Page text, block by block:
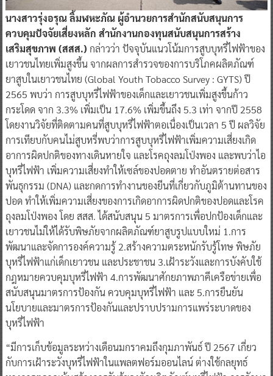
นางสาวรุ่งอรุณ ลิ้มฬหะภัณ ผู้อำนวยการสำนักสนับสนุนการ
ควบคุมปัจจัยเสี่ยงหลัก สำนักงานกองทุนสนับสนุนการสร้าง
เสริมสุขภาพ (สสส.)กล่าวว่า ปัจจุบันแนวโน้มการสูบบุหรี่ไฟฟ้าของ
เยาวชนไทยเพิ่มสูงขึ้น จากผลการสำรวจของการบริโภคผลิตภัณฑ์
ยาสูบในเยาวชนไทย (Global Youth Tobacco Survey : GYTS) ปี
2565 พบว่า การสูบบุหรี่ไฟฟ้าของเด็กและเยาวชนเพิ่มสูงขึ้นก้าว
กระโดด จาก 3.3% เพิ่มเป็น 17.6% เพิ่มขึ้นถึง 5.3 เท่า จากปี 2558
โดยงานวิจัยที่ติดตามคนที่สูบบุหรี่ไฟฟ้าตอเนื่องเป็นเวลา 5 ปี ผลวิจัย
การเทียบกับคนไม่สูบหรี่พบว่าการสูบบุหรี่ไฟฟ้าเพิ่มความเสี่ยงเกิด
อาการผิดปกติของทางเดินหายใจ และโรคถุงลมโป่งพอง และพบว่าไอ
บุหรี่ไฟฟ้า เพิ่มความเสี่ยงทำให้เซล์ของปอดตาย ทำอันตรายต่อสาร
พันธุกรรม (DNA) และกดการทำงานของยีนที่เกี่ยวกับภูมิต้านทานของ
ปอด ทำให้เพิ่มความเสี่ยงของการเกิดอาการผิดปกติของปอดและโรค
ถุงลมโป่งพอง โดย สสส. ได้สนับสนุน 5 มาตรการเพื่อปกป้องเด็กและ
เยาวชนไม่ให้ได้รับพิษภัยจากผลิตภัณฑ์ยาสูบรูปแบบใหม่ 1.การ
พัฒนาและจัดการองค์ความรู้ 2.สร้างความตระหนักรับรู้โทษ พิษภัย
บุหรี่ไฟฟ้าแก่เด็กเยาวชน และประชาชน 3.เฝ้าระวังและการบังคับใช้
กฎหมายควบคุมบุหรี่ไฟฟ้า 4.การพัฒนาศักยภาพภาคีเครือข่ายเพื่อ
สนับสนุนมาตรการป้องกัน ควบคุมบุหรี่ไฟฟ้า และ 5.การยืนยัน
นโยบายและมาตรการป้องกันและปราบปรามการแพร่ระบาดของ
“มีการเก็บข้อมูลระหว่างเดือนมกราคมถึงกุมภาพันธ์ ปี 2567 เกี่ยว